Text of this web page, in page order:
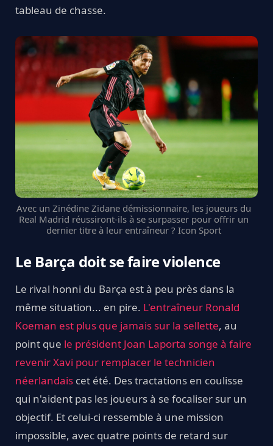
tableau de chasse.
Avec un Zinédine Zidane démissionnaire, les joueurs du
Real Madrid réussiront-ils à se surpasser pour offrir un
dernier titre à leur entraîneur ? Icon Sport
Le Barça doit se faire violence
Le rival honni du Barça est à peu près dans la
même situation... en pire. L'entraîneur Ronald
Koeman est plus que jamais sur la sellette, au
point que le président Joan Laporta songe à faire
revenir Xavi pour remplacer le technicien
néerlandais cet été. Des tractations en coulisse
qui n'aident pas les joueurs à se focaliser sur un
objectif. Et celui-ci ressemble à une mission
impossible, avec quatre points de retard sur